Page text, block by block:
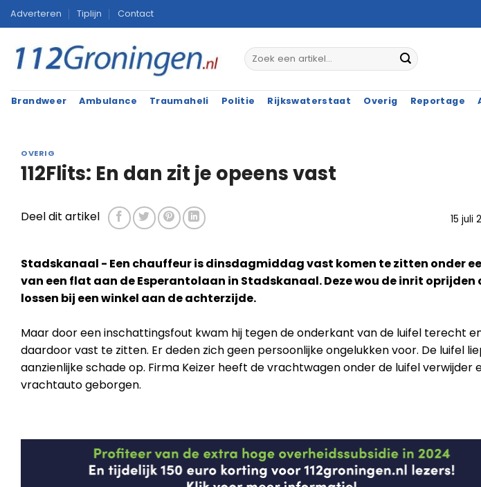
Ga
naar
inhoud
Adverteren Tiplijn Contact
Brandweer Ambulance Traumaheli Politie Rijkswaterstaat Overig Reportage
OVERIG
112Flits: En dan zit je opeens vast
15 juli
Deel dit artikel
Stadskanaal - Een chauffeur is dinsdagmiddag vast komen te zitten onder
van een flat aan de Esperantolaan in Stadskanaal. Deze wou de inrit oprijden
lossen bij een winkel aan de achterzijde.
Maar door een inschattingsfout kwam hij tegen de onderkant van de luifel terecht
daardoor vast te zitten. Er deden zich geen persoonlijke ongelukken voor. De luifel
aanzienlijke schade op. Firma Keizer heeft de vrachtwagen onder de luifel verwijder
vrachtauto geborgen.